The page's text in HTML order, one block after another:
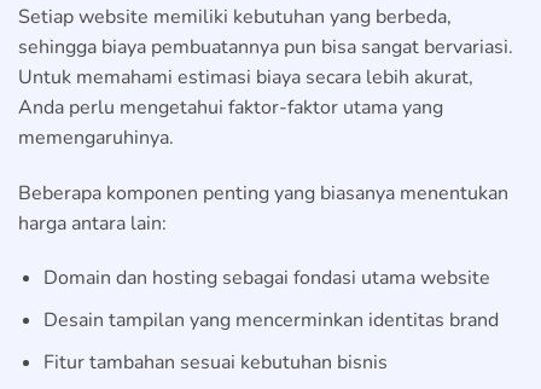
Setiap website memiliki kebutuhan yang berbeda,
sehingga biaya pembuatannya pun bisa sangat bervariasi.
Untuk memahami estimasi biaya secara lebih akurat,
Anda perlu mengetahui faktor-faktor utama yang
memengaruhinya.
Beberapa komponen penting yang biasanya menentukan
harga antara lain:
Domain dan hosting sebagai fondasi utama website
Desain tampilan yang mencerminkan identitas brand
Fitur tambahan sesuai kebutuhan bisnis